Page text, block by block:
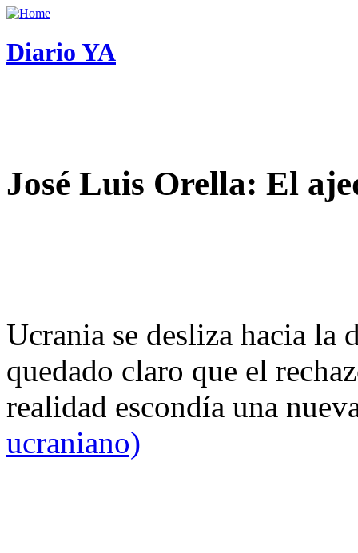
Diario YA
José Luis Orella: El
Ucrania se desliza hacia
quedado claro que el
realidad escondía una
ucraniano)